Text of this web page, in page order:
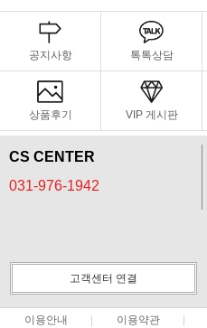
공지사항 톡톡상담
상품후기 VIP 게시판
CS CENTER
031-976-1942
고객센터 연결
이용안내 이용약관